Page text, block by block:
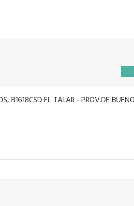
B1618CSD EL TALAR - PROV.DE